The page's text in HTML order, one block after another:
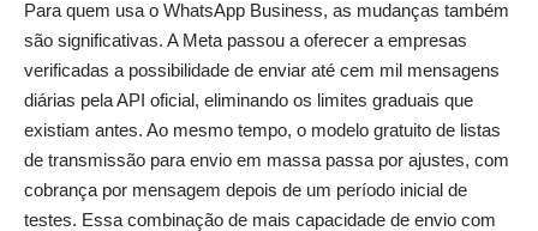
Para quem usa o WhatsApp Business, as mudanças também
são significativas. A Meta passou a oferecer a empresas
verificadas a possibilidade de enviar até cem mil mensagens
diárias pela API oficial, eliminando os limites graduais que
existiam antes. Ao mesmo tempo, o modelo gratuito de listas
de transmissão para envio em massa passa por ajustes, com
cobrança por mensagem depois de um período inicial de
testes. Essa combinação de mais capacidade de envio com